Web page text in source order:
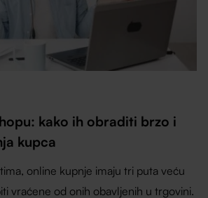
kako ih obraditi brzo i
kupca
online kupnje imaju tri puta veću
vraćene od onih obavljenih u trgovini.